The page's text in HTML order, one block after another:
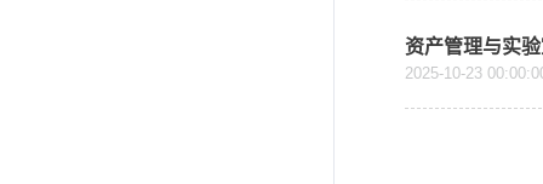
资产管理与实
2025-10-23